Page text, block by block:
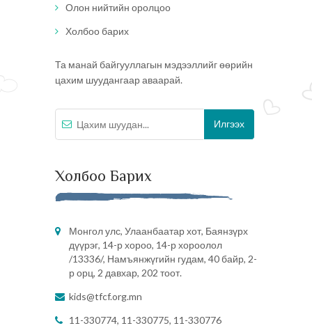
Олон нийтийн оролцоо
Холбоо барих
Та манай байгууллагын мэдээллийг өөрийн
цахим шуудангаар аваарай.
Холбоо Барих
Монгол улс, Улаанбаатар хот, Баянзүрх
дүүрэг, 14-р хороо, 14-р хороолол
/13336/, Намъянжүгийн гудам, 40 байр, 2-
р орц, 2 давхар, 202 тоот.
kids@tfcf.org.mn
11-330774, 11-330775, 11-330776